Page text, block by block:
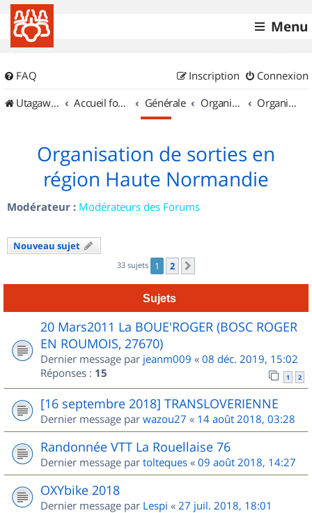
Menu
FAQ Connexion
Inscription
UtagawaVTT (Randos VTT et VTTAE avec traces GPS)
Accueil forum Générale Organisation de sorties & Recherche de partenaires Organisation de sorties en région Haute Normandie
Organisation de sorties en
région Haute Normandie
Modérateur : Modérateurs des Forums
Nouveau sujet
33 sujets 1 2
Sujets
20 Mars2011 La BOUE'ROGER (BOSC ROGER
EN ROUMOIS, 27670)
Dernier message par jeanm009 « 08 déc. 2019, 15:02
Réponses : 15 1 2
[16 septembre 2018] TRANSLOVERIENNE
Dernier message par wazou27 « 14 août 2018, 03:28
Randonnée VTT La Rouellaise 76
Dernier message par tolteques « 09 août 2018, 14:27
OXYbike 2018
Dernier message par Lespi « 27 juil. 2018, 18:01